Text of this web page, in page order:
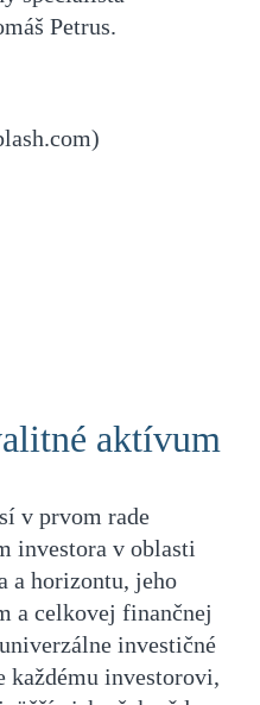
Petrus.
aktívum
v prvom rade
investora v oblasti
a horizontu, jeho
a celkovej finančnej
investičné
investorovi,